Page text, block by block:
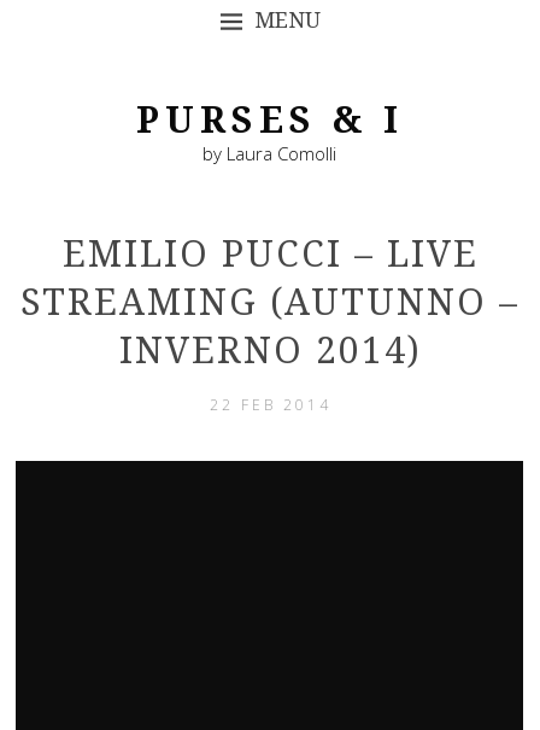
MENU
PURSES & I
by Laura Comolli
EMILIO PUCCI – LIVE
STREAMING (AUTUNNO –
INVERNO 2014)
22 FEB 2014